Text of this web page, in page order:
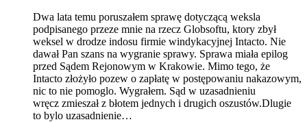
Dwa lata temu poruszałem sprawę dotyczącą weksla
podpisanego przeze mnie na rzecz Globsoftu, ktory zbył
weksel w drodze indosu firmie windykacyjnej Intacto. Nie
dawał Pan szans na wygranie sprawy. Sprawa miała epilog
przed Sądem Rejonowym w Krakowie. Mimo tego, że
Intacto złożyło pozew o zapłatę w postępowaniu nakazowym,
nic to nie pomoglo. Wygrałem. Sąd w uzasadnieniu
wręcz zmieszał z błotem jednych i drugich oszustów.Dlugie
to bylo uzasadnienie…